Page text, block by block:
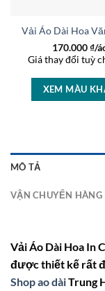
Vải Áo Dài Hoa
170.000₫/
Giá thay đổi tuỳ
XEM MÀU
Kế 2026 AD
MÔ TẢ
VẬN CHUYỂN HÀNG
Vải Áo Dài Hoa In
được thiết kế rất
Shop ao dàiTrung